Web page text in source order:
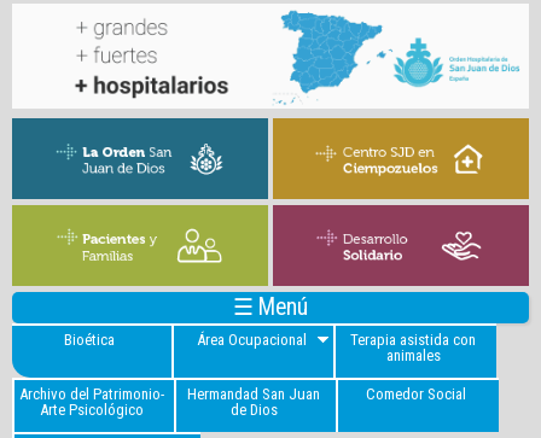
☰ Menú
Bioética Área Ocupacional
Terapia asistida con
animales
Archivo del Patrimonio-
Arte Psicológico
Hermandad San Juan
de Dios
Comedor Social